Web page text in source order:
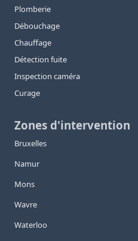
Plomberie
Débouchage
Chauffage
Détection fuite
Inspection caméra
Curage
Zones d'intervention
Bruxelles
Namur
Mons
Wavre
Waterloo